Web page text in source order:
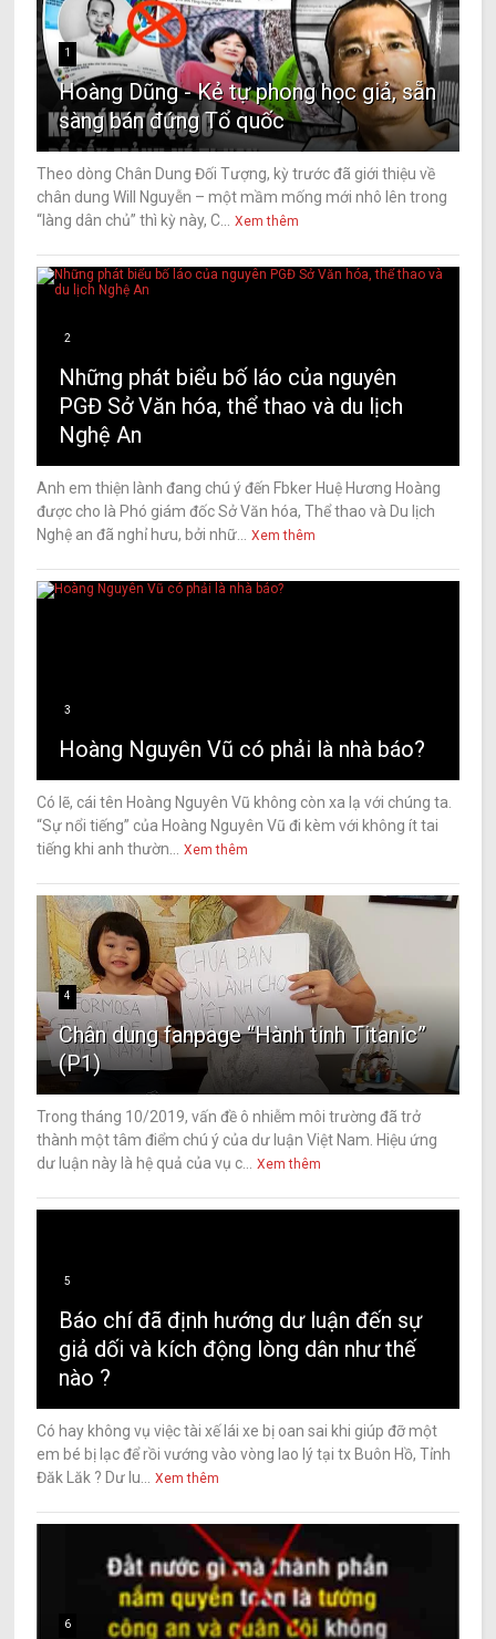
1
Hoàng Dũng - Kẻ tự phong học giả, sẵn
sàng bán đứng Tổ quốc
Theo dòng Chân Dung Đối Tượng, kỳ trước đã giới thiệu về
chân dung Will Nguyễn – một mầm mống mới nhô lên trong
“làng dân chủ” thì kỳ này, C...
Xem thêm
2
Những phát biểu bố láo của nguyên
PGĐ Sở Văn hóa, thể thao và du lịch
Nghệ An
Anh em thiện lành đang chú ý đến Fbker Huệ Hương Hoàng
được cho là Phó giám đốc Sở Văn hóa, Thể thao và Du lịch
Nghệ an đã nghỉ hưu, bởi nhữ...
Xem thêm
3
Hoàng Nguyên Vũ có phải là nhà báo?
Có lẽ, cái tên Hoàng Nguyên Vũ không còn xa lạ với chúng ta.
“Sự nổi tiếng” của Hoàng Nguyên Vũ đi kèm với không ít tai
tiếng khi anh thườn...
Xem thêm
4
Chân dung fanpage “Hành tinh Titanic”
(P1)
Trong tháng 10/2019, vấn đề ô nhiễm môi trường đã trở
thành một tâm điểm chú ý của dư luận Việt Nam. Hiệu ứng
dư luận này là hệ quả của vụ c...
Xem thêm
5
Báo chí đã định hướng dư luận đến sự
giả dối và kích động lòng dân như thế
nào ?
Có hay không vụ việc tài xế lái xe bị oan sai khi giúp đỡ một
em bé bị lạc để rồi vướng vào vòng lao lý tại tx Buôn Hồ, Tỉnh
Đăk Lăk ? Dư lu...
Xem thêm
6